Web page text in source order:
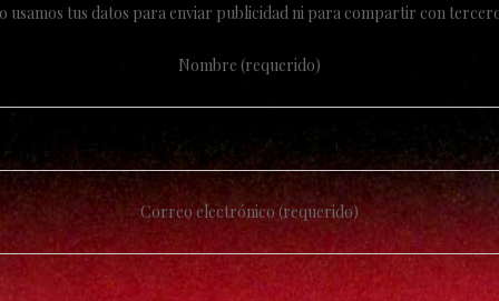
usamos tus datos para enviar publicidad ni para compartir con
Nombre (requerido)
Correo electrónico (requerido)